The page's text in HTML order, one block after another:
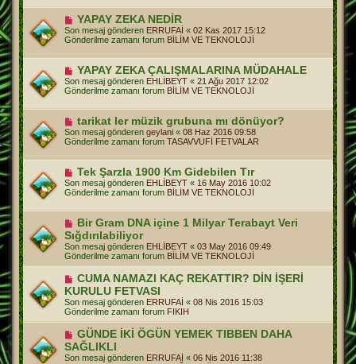
e
a
j
Y
n
i
e
a
j
YAPAY ZEKA NEDİR
Son mesaj gönderen ERRUFAİ « 02 Kas 2017 15:12
Gönderilme zamanı forum BİLİM VE TEKNOLOJİ
Y
n
i
s
a
j
YAPAY ZEKA ÇALIŞMALARINA MÜDAHALE
Son mesaj gönderen EHLİBEYT « 21 Ağu 2017 12:02
Gönderilme zamanı forum BİLİM VE TEKNOLOJİ
Y
e
n
i
e
a
j
tarikat ler müzik grubuna mı dönüyor?
Son mesaj gönderen geylani « 08 Haz 2016 09:58
Gönderilme zamanı forum TASAVVUFİ FETVALAR
Y
n
i
e
s
a
j
Tek Şarzla 1900 Km Gidebilen Tır
Son mesaj gönderen EHLİBEYT « 16 May 2016 10:02
Gönderilme zamanı forum BİLİM VE TEKNOLOJİ
Y
e
n
i
m
e
s
a
j
Bir Gram DNA içine 1 Milyar Terabayt Veri
Sığdırılabiliyor
Son mesaj gönderen EHLİBEYT « 03 May 2016 09:49
Gönderilme zamanı forum BİLİM VE TEKNOLOJİ
Y
e
n
i
m
e
s
a
j
CUMA NAMAZI KAÇ REKATTIR? DİN İŞERİ
KURULU FETVASI
Son mesaj gönderen ERRUFAİ « 08 Nis 2016 15:03
Gönderilme zamanı forum FIKIH
Y
e
n
i
GÜNDE İKİ ÖGÜN YEMEK TIBBEN DAHA
SAĞLIKLI
Son mesaj gönderen ERRUFAİ « 06 Nis 2016 11:38